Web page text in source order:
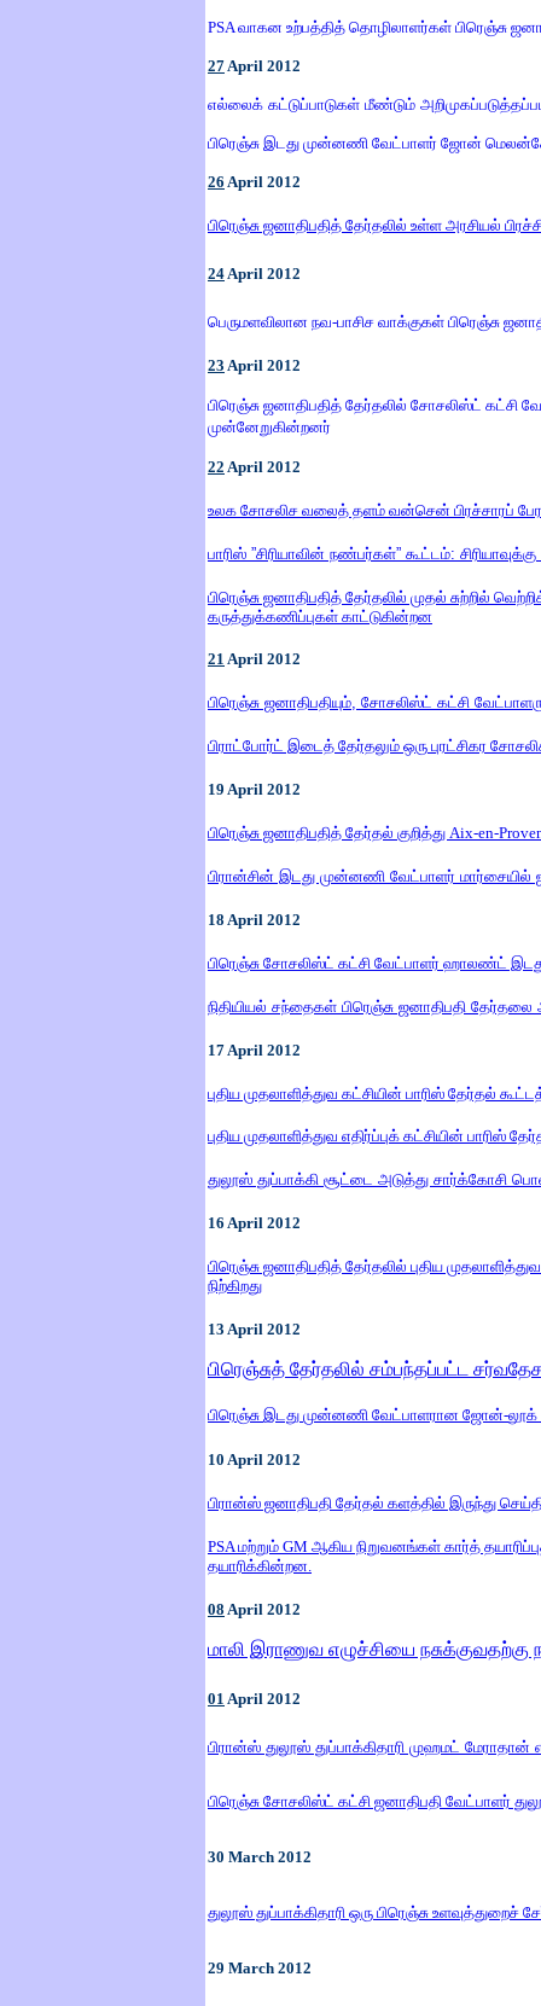
PSA வாகன உற்பத்தித் தொழிலாளர்கள் பிரெஞ்சு
27April 2012
எல்லைக் கட்டுப்பாடுகள் மீண்டும்
பிரெஞ்சு இடது முன்னணி வேட்பாளர் ஜோன்
26 April 2012
பிரெஞ்சு ஜனாதிபதித் தேர்தலில் உள்ள அரசியல்
24 April 2012
பெருமளவிலான நவ-பாசிச வாக்குகள் பிரெஞ்சு
23 April 2012
பிரெஞ்சு ஜனாதிபதித் தேர்தலில் சோசலிஸ்ட் கட்சி
முன்னேறுகின்றனர்
22 April 2012
உலக சோசலிச வலைத் தளம் வன்சென் பிரச்சாரப்
பாரிஸ் ”சிரியாவின் நண்பர்கள்” கூட்டம்:
பிரெஞ்சு ஜனாதிபதித் தேர்தலில் முதல் சுற்றில்
கருத்துக்கணிப்புகள் காட்டுகின்றன
21 April 2012
பிரெஞ்சு ஜனாதிபதியும், சோசலிஸ்ட் கட்சி
பிராட்போர்ட் இடைத் தேர்தலும் ஒரு புரட்சிகர
19 April 2012
பிரெஞ்சு ஜனாதிபதித் தேர்தல் குறித்து Aix-en-
பிரான்சின் இடது முன்னணி வேட்பாளர் மார்சையில்
18 April 2012
பிரெஞ்சு சோசலிஸ்ட் கட்சி வேட்பாளர் ஹாலண்ட்
நிதியியல் சந்தைகள் பிரெஞ்சு ஜனாதிபதி
17 April 2012
புதிய முதலாளித்துவ கட்சியின் பாரிஸ் தேர்தல்
புதிய முதலாளித்துவ எதிர்ப்புக் கட்சியின் பாரிஸ்
துலூஸ் துப்பாக்கி சூட்டை அடுத்து சார்க்கோசி
16 April 2012
பிரெஞ்சு ஜனாதிபதித் தேர்தலில் புதிய
நிற்கிறது
13 April 2012
பிரெஞ்சுத் தேர்தலில் சம்பந்தப்பட்ட
பிரெஞ்சு இடது முன்னணி வேட்பாளரான ஜோன்-லூக்
10 April 2012
பிரான்ஸ் ஜனாதிபதி தேர்தல் களத்தில் இருந்து
PSA மற்றும் GM ஆகிய நிறுவனங்கள் கார்த்
தயாரிக்கின்றன.
08 April 2012
மாலி இராணுவ எழுச்சியை நசுக்குவதற்கு
01 April 2012
பிரான்ஸ் துலூஸ் துப்பாக்கிதாரி முஹமட்
பிரெஞ்சு சோசலிஸ்ட் கட்சி ஜனாதிபதி வேட்பாளர்
30 March 2012
துலூஸ் துப்பாக்கிதாரி ஒரு பிரெஞ்சு
29 March 2012